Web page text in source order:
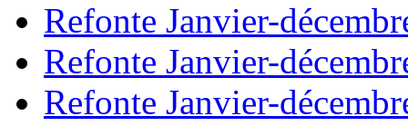
Refonte Janvier-
Refonte Janvier-
Refonte Janvier-